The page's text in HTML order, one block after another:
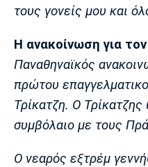
Μονακό
Πόρτο
τους γονείς μου και
Η ανακοίνωση για
Παναθηναϊκός
πρώτου
Τρίκατζη. Ο
συμβόλαιο με τους
Ο νεαρός εξτρέμ